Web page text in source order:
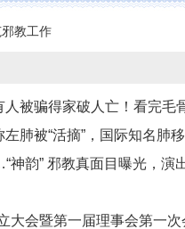
教工作
人被骗得家破人亡！看完毛
左肺被“活摘”，国际知名肺
神韵” 邪教真面目曝光，演
大会暨第一届理事会第一次